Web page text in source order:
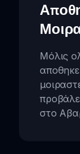
Μόλις
στο